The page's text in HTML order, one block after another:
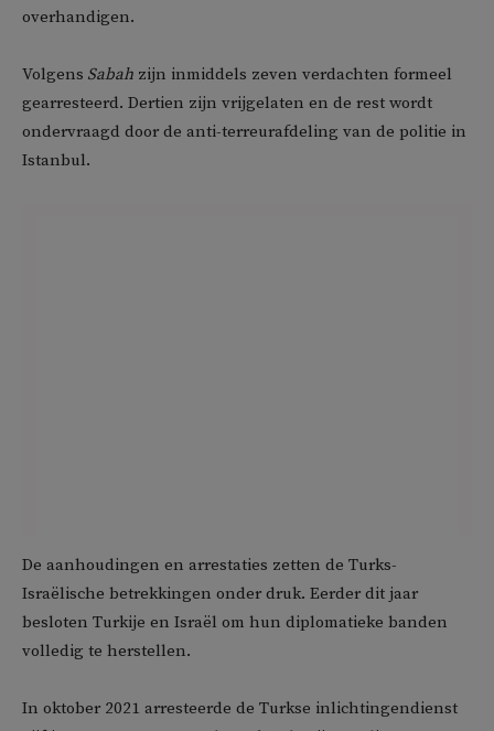
overhandigen.
Volgens Sabah zijn inmiddels zeven verdachten formeel
gearresteerd. Dertien zijn vrijgelaten en de rest wordt
ondervraagd door de anti-terreurafdeling van de politie in
Istanbul.
De aanhoudingen en arrestaties zetten de Turks-
Israëlische betrekkingen onder druk. Eerder dit jaar
besloten Turkije en Israël om hun diplomatieke banden
volledig te herstellen.
In oktober 2021 arresteerde de Turkse inlichtingendienst